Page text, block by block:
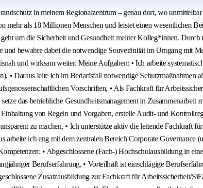
in meinem Regionalzentrum – genau dort, wo
mehr als 18 Millionen Menschen und leistet einen wesentlichen
um die Sicherheit und Gesundheit meiner Kolleg*innen.
bewahre dabei die notwendige Souveränität im Umgang mit
und wirksam weiter. Meine Aufgaben: • Ich arbeite
• Daraus leite ich im Bedarfsfall notwendige
Vorschriften, • Als Fachkraft für
das betriebliche Gesundheitsmanagement in
von Regeln und Vorgaben, erstelle Audit- und
zu machen, • Ich unterstütze aktiv die leitende Fachkraft
ich eng mit dem zentralen Bereich Corporate Governance
• Abgeschlossene (Fach-) Hochschulausbildung in
Berufserfahrung, • Vorteilhaft ist einschlägige
Zusatzausbildung zur Fachkraft für Arbeitssicherheit/